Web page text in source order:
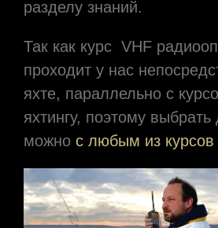
разделу знаний.
Так как курс VHF
проходит у нас
яхте, параллельно с
яхтингу, поэтому выбрать
можно с любым из курсов